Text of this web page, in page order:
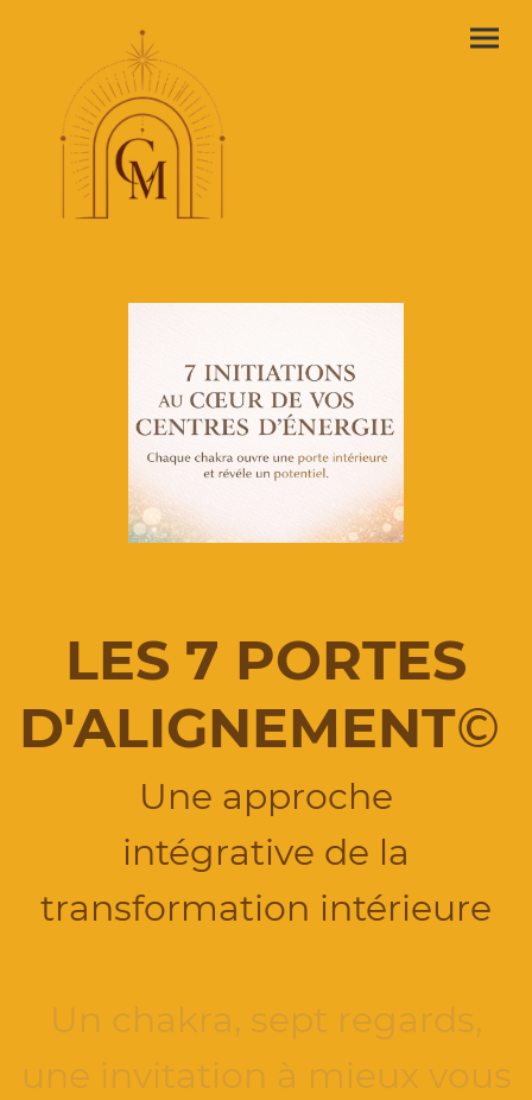
LES 7 PORTES
D'ALIGNEMENT©
Une approche
intégrative de la
transformation intérieure
Un chakra, sept regards,
une invitation à mieux vous